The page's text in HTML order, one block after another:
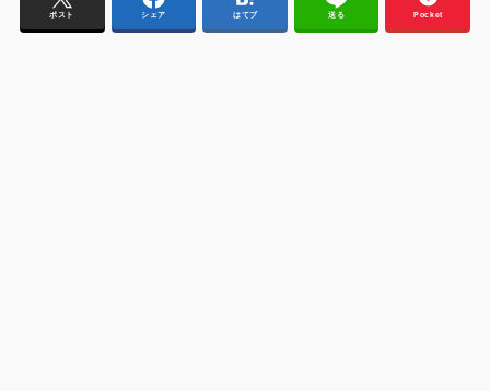
ポスト シェア はてブ 送る Pocket